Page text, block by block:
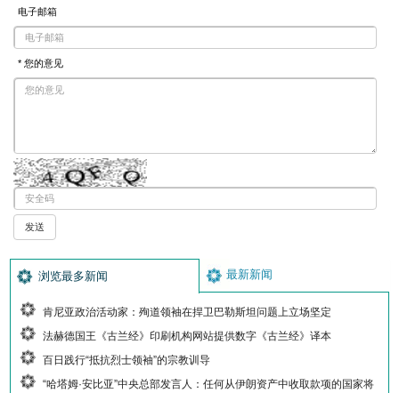
电子邮箱
* 您的意见
浏览最多新闻 最新新闻
肯尼亚政治活动家：殉道领袖在捍卫巴勒斯坦问题上立场坚定
法赫德国王《古兰经》印刷机构网站提供数字《古兰经》译本
百日践行“抵抗烈士领袖”的宗教训导
“哈塔姆·安比亚”中央总部发言人：任何从伊朗资产中收取款项的国家将